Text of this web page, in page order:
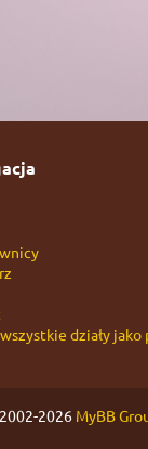
działy
2026 MyBB